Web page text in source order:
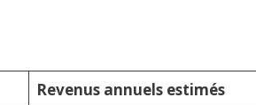
Revenus annuels estimés